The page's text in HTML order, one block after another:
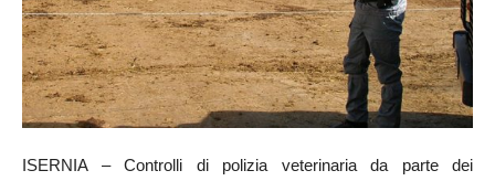
ISERNIA – Controlli di polizia veterinaria da parte dei